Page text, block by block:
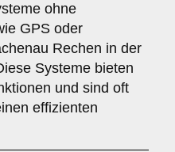
ohne
GPS oder
Rechen in der
Systeme bieten
und sind oft
effizienten